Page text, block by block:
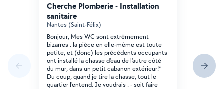
Cherche Plomberie - Installation
sanitaire
Nantes (Saint-Félix)
Bonjour, Mes WC sont extrêmement
bizarres : la pièce en elle-même est toute
petite, et (donc) les précédents occupants
ont installé la chasse d'eau de l'autre côté
du mur, dans un petit cabanon extérieur!*
Du coup, quand je tire la chasse, tout le
quartier l'entend. Je voudrais : - soit faire